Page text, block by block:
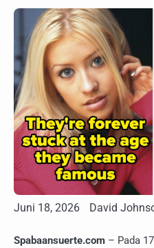
Juni 18, 2026 David
Spabaansuerte.com – Pada